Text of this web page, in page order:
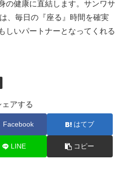
の健康に直結します。サンワサ
、毎日の『座る』時間を確実
しいパートナーとなってくれる
ェアする
Facebook はてブ
LINE コピー